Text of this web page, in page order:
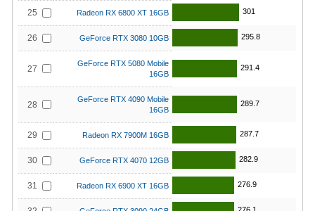
25 Radeon RX 6800 XT 16GB 301
26 GeForce RTX 3080 10GB 295.8
27
GeForce RTX 5080 Mobile
16GB
291.4
28
GeForce RTX 4090 Mobile
16GB
289.7
29 Radeon RX 7900M 16GB 287.7
30 GeForce RTX 4070 12GB 282.9
31 Radeon RX 6900 XT 16GB 276.9